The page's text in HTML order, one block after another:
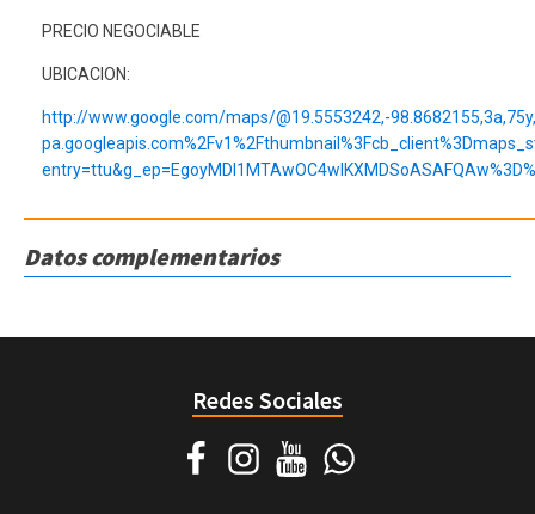
PRECIO NEGOCIABLE
UBICACION:
http://www.google.com/maps/@19.5553242,-
Datos complementarios
Redes Sociales